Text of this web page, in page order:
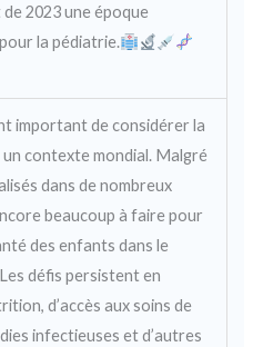
2023 une époque
la pédiatrie.
important de considérer la
contexte mondial. Malgré
dans de nombreux
beaucoup à faire pour
des enfants dans le
défis persistent en
d’accès aux soins de
infectieuses et d’autres